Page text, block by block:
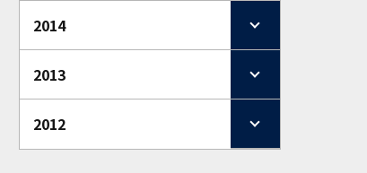
2014
2013
2012